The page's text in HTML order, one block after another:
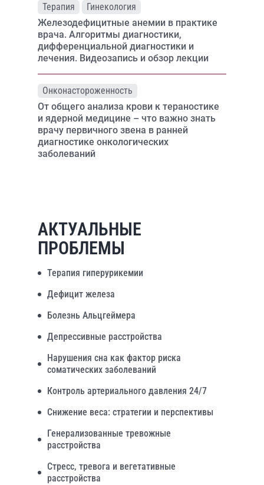
Терапия
Гинекология
Железодефицитные анемии в практике
врача. Алгоритмы диагностики,
дифференциальной диагностики и
лечения. Видеозапись и обзор лекции
Онконастороженность
От общего анализа крови к тераностике
и ядерной медицине – что важно знать
врачу первичного звена в ранней
диагностике онкологических
заболеваний
АКТУАЛЬНЫЕ
ПРОБЛЕМЫ
Терапия гиперурикемии
Дефицит железа
Болезнь Альцгеймера
Депрессивные расстройства
Нарушения сна как фактор риска
соматических заболеваний
Контроль артериального давления 24/7
Снижение веса: стратегии и перспективы
Генерализованные тревожные
расстройства
Стресс, тревога и вегетативные
расстройства